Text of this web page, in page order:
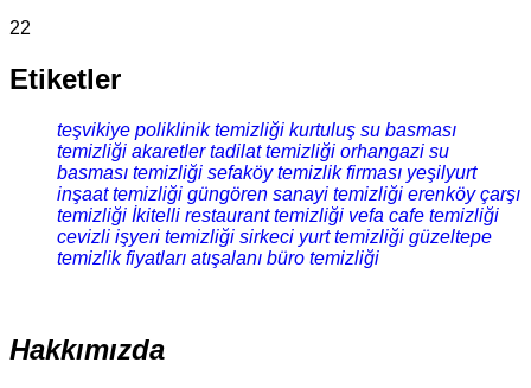
22
Etiketler
teşvikiye poliklinik temizliği kurtuluş su basması
temizliği akaretler tadilat temizliği orhangazi su
basması temizliği sefaköy temizlik firması yeşilyurt
inşaat temizliği güngören sanayi temizliği erenköy çarşı
temizliği İkitelli restaurant temizliği vefa cafe temizliği
cevizli işyeri temizliği sirkeci yurt temizliği güzeltepe
temizlik fiyatları atışalanı büro temizliği
Hakkımızda